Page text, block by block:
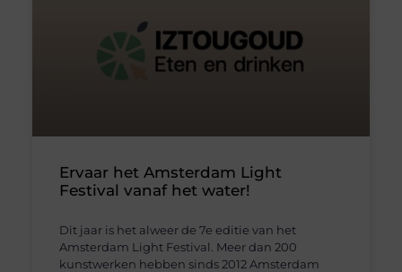
Ervaar het Amsterdam Light
Festival vanaf het water!
Dit jaar is het alweer de 7e editie van het
Amsterdam Light Festival. Meer dan 200
kunstwerken hebben sinds 2012 Amsterdam